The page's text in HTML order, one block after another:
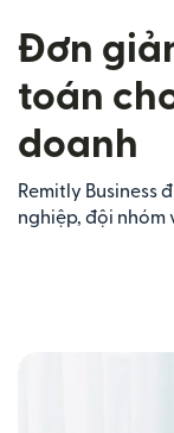
Đơn
toán
doanh
Remitly Business
nghiệp, đội nhóm